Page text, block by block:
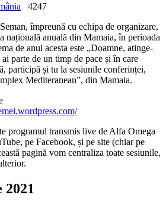
4247
împreună cu echipa de organizare,
națională anuală din Mamaia, în perioada
de anul acesta este „Doamne, atinge-
parte de un timp de pace și în care
participă și tu la sesiunile conferinței,
Mediteranean”, din Mamaia.
programul transmis live de Alfa Omega
pe Facebook, și pe site (chiar pe
pagină vom centraliza toate sesiunile,
2021